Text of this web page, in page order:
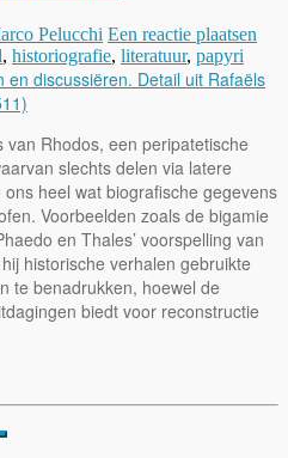
Pelucchi Een reactie plaatsen
, historiografie, literatuur, papyri
Rhodos, een peripatetische
slechts delen via latere
heel wat biografische gegevens
Voorbeelden zoals de bigamie
en Thales’ voorspelling van
historische verhalen gebruikte
te benadrukken, hoewel de
biedt voor reconstructie